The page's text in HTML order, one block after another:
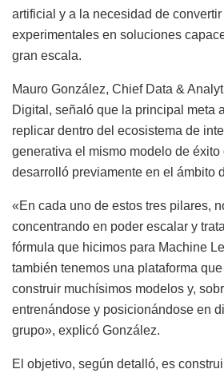
artificial y a la necesidad de
experimentales en soluciones
gran escala.
Mauro González, Chief Data &
Digital, señaló que la principal meta
replicar dentro del ecosistema de
generativa el mismo modelo de éxito
desarrolló previamente en el ámbito
«En cada uno de estos tres pilares,
concentrando en poder escalar y
fórmula que hicimos para Machine
también tenemos una plataforma
construir muchísimos modelos y,
entrenándose y posicionándose en
grupo», explicó González.
El objetivo, según detalló, es